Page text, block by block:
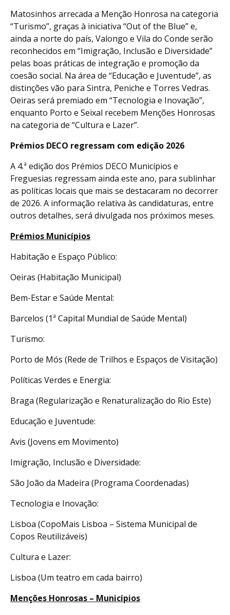
Matosinhos arrecada a Menção Honrosa na categoria
“Turismo”, graças à iniciativa “Out of the Blue” e,
ainda a norte do país, Valongo e Vila do Conde serão
reconhecidos em “Imigração, Inclusão e Diversidade”
pelas boas práticas de integração e promoção da
coesão social. Na área de “Educação e Juventude”, as
distinções vão para Sintra, Peniche e Torres Vedras.
Oeiras será premiado em “Tecnologia e Inovação”,
enquanto Porto e Seixal recebem Menções Honrosas
na categoria de “Cultura e Lazer”.
Prémios DECO regressam com edição 2026
A 4.ª edição dos Prémios DECO Municípios e
Freguesias regressam ainda este ano, para sublinhar
as políticas locais que mais se destacaram no decorrer
de 2026. A informação relativa às candidaturas, entre
outros detalhes, será divulgada nos próximos meses.
Prémios Municípios
Habitação e Espaço Público:
Oeiras (Habitação Municipal)
Bem-Estar e Saúde Mental:
Barcelos (1ª Capital Mundial de Saúde Mental)
Turismo:
Porto de Mós (Rede de Trilhos e Espaços de Visitação)
Políticas Verdes e Energia:
Braga (Regularização e Renaturalização do Rio Este)
Educação e Juventude:
Avis (Jovens em Movimento)
Imigração, Inclusão e Diversidade:
São João da Madeira (Programa Coordenadas)
Tecnologia e Inovação:
Lisboa (CopoMais Lisboa – Sistema Municipal de
Copos Reutilizáveis)
Cultura e Lazer:
Lisboa (Um teatro em cada bairro)
Menções Honrosas – Municípios